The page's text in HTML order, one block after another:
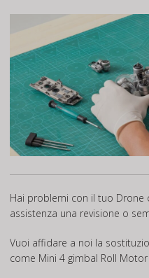
Hai problemi con il tuo Drone
assistenza una revisione o
Vuoi affidare a noi la
come Mini 4 gimbal Roll